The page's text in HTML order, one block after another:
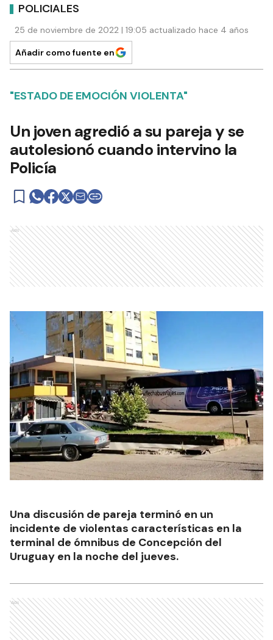
POLICIALES
25 de noviembre de 2022 | 19:05 actualizado hace 4 años
Añadir como fuente en
"ESTADO DE EMOCIÓN VIOLENTA"
Un joven agredió a su pareja y se
autolesionó cuando intervino la
Policía
Ads
Una discusión de pareja terminó en un
incidente de violentas características en la
terminal de ómnibus de Concepción del
Uruguay en la noche del jueves.
Ads